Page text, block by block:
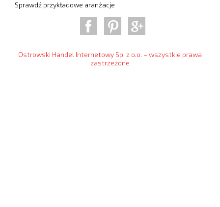
Sprawdź przykładowe aranżacje
Ostrowski Handel Internetowy Sp. z o.o. – wszystkie prawa
zastrzeżone